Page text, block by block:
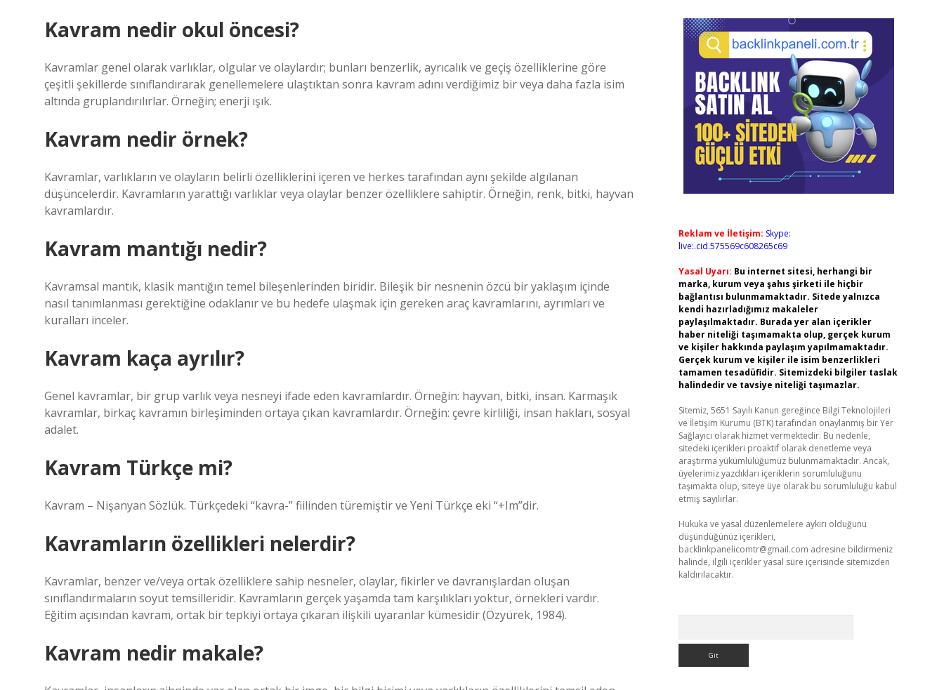
Kavram nedir okul öncesi?
Kavramlar genel olarak varlıklar, olgular ve olaylardır; bunları benzerlik, ayrıcalık ve geçiş özelliklerine göre
çeşitli şekillerde sınıflandırarak genellemelere ulaştıktan sonra kavram adını verdiğimiz bir veya daha fazla isim
altında gruplandırılırlar. Örneğin; enerji ışık.
Kavram nedir örnek?
Kavramlar, varlıkların ve olayların belirli özelliklerini içeren ve herkes tarafından aynı şekilde algılanan
düşüncelerdir. Kavramların yarattığı varlıklar veya olaylar benzer özelliklere sahiptir. Örneğin, renk, bitki, hayvan
kavramlardır.
Kavram mantığı nedir?
Kavramsal mantık, klasik mantığın temel bileşenlerinden biridir. Bileşik bir nesnenin özcü bir yaklaşım içinde
nasıl tanımlanması gerektiğine odaklanır ve bu hedefe ulaşmak için gereken araç kavramlarını, ayrımları ve
kuralları inceler.
Kavram kaça ayrılır?
Genel kavramlar, bir grup varlık veya nesneyi ifade eden kavramlardır. Örneğin: hayvan, bitki, insan. Karmaşık
kavramlar, birkaç kavramın birleşiminden ortaya çıkan kavramlardır. Örneğin: çevre kirliliği, insan hakları, sosyal
adalet.
Kavram Türkçe mi?
Kavram – Nişanyan Sözlük. Türkçedeki “kavra-” fiilinden türemiştir ve Yeni Türkçe eki “+Im”dir.
Kavramların özellikleri nelerdir?
Kavramlar, benzer ve/veya ortak özelliklere sahip nesneler, olaylar, fikirler ve davranışlardan oluşan
sınıflandırmaların soyut temsilleridir. Kavramların gerçek yaşamda tam karşılıkları yoktur, örnekleri vardır.
Eğitim açısından kavram, ortak bir tepkiyi ortaya çıkaran ilişkili uyaranlar kümesidir (Özyürek, 1984).
Kavram nedir makale?
Reklam ve İletişim: Skype:
live:.cid.575569c608265c69
Yasal Uyarı: Bu internet sitesi, herhangi bir
marka, kurum veya şahıs şirketi ile hiçbir
bağlantısı bulunmamaktadır. Sitede yalnızca
kendi hazırladığımız makaleler
paylaşılmaktadır. Burada yer alan içerikler
haber niteliği taşımamakta olup, gerçek kurum
ve kişiler hakkında paylaşım yapılmamaktadır.
Gerçek kurum ve kişiler ile isim benzerlikleri
tamamen tesadüfidir. Sitemizdeki bilgiler taslak
halindedir ve tavsiye niteliği taşımazlar.
Sitemiz, 5651 Sayılı Kanun gereğince Bilgi Teknolojileri
ve İletişim Kurumu (BTK) tarafından onaylanmış bir Yer
Sağlayıcı olarak hizmet vermektedir. Bu nedenle,
sitedeki içerikleri proaktif olarak denetleme veya
araştırma yükümlülüğümüz bulunmamaktadır. Ancak,
üyelerimiz yazdıkları içeriklerin sorumluluğunu
taşımakta olup, siteye üye olarak bu sorumluluğu kabul
etmiş sayılırlar.
Hukuka ve yasal düzenlemelere aykırı olduğunu
düşündüğünüz içerikleri,
backlinkpanelicomtr@gmail.com adresine bildirmeniz
halinde, ilgili içerikler yasal süre içerisinde sitemizden
kaldırılacaktır.